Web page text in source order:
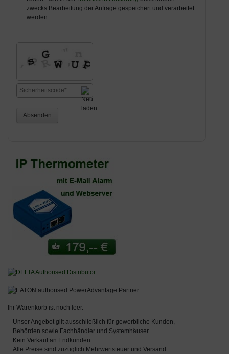
zwecks Bearbeitung der Anfrage gespeichert und verarbeitet
werden.
Absenden
Ihr Warenkorb ist noch leer.
Unser Angebot gilt ausschließlich für gewerbliche Kunden,
Behörden sowie Fachhändler und Systemhäuser.
Kein Verkauf an Endkunden.
Alle Preise sind zuzüglich Mehrwertsteuer und Versand.